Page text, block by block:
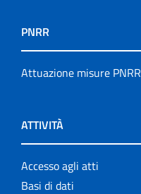
PNRR
Attuazione misure PNRR
ATTIVITÀ
Accesso agli atti
Basi di dati